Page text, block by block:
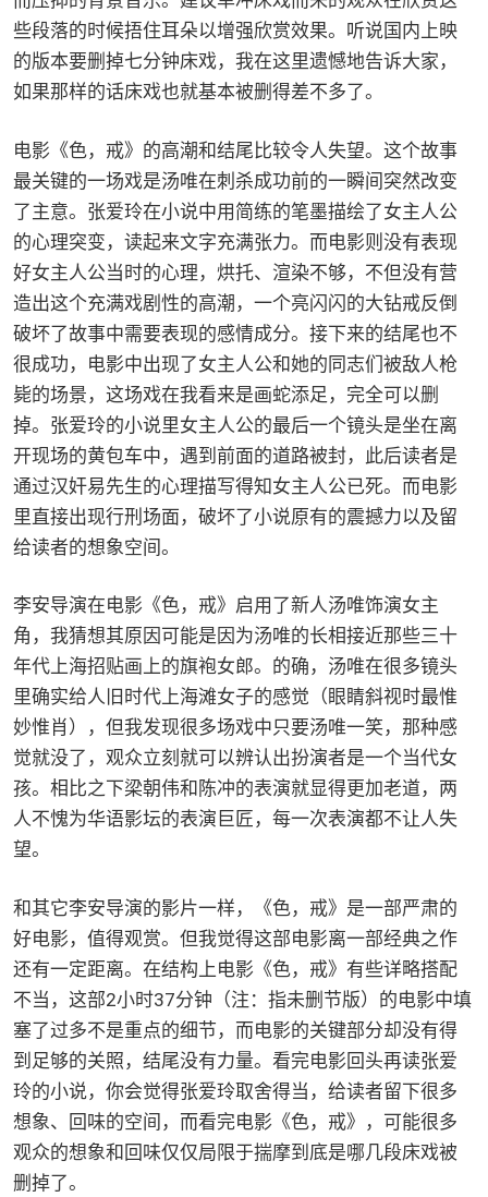
些段落的时候捂住耳朵以增强欣赏效果。听说国内上映
的版本要删掉七分钟床戏，我在这里遗憾地告诉大家，
如果那样的话床戏也就基本被删得差不多了。
电影《色，戒》的高潮和结尾比较令人失望。这个故事
最关键的一场戏是汤唯在刺杀成功前的一瞬间突然改变
了主意。张爱玲在小说中用简练的笔墨描绘了女主人公
的心理突变，读起来文字充满张力。而电影则没有表现
好女主人公当时的心理，烘托、渲染不够，不但没有营
造出这个充满戏剧性的高潮，一个亮闪闪的大钻戒反倒
破坏了故事中需要表现的感情成分。接下来的结尾也不
很成功，电影中出现了女主人公和她的同志们被敌人枪
毙的场景，这场戏在我看来是画蛇添足，完全可以删
掉。张爱玲的小说里女主人公的最后一个镜头是坐在离
开现场的黄包车中，遇到前面的道路被封，此后读者是
通过汉奸易先生的心理描写得知女主人公已死。而电影
里直接出现行刑场面，破坏了小说原有的震撼力以及留
给读者的想象空间。
李安导演在电影《色，戒》启用了新人汤唯饰演女主
角，我猜想其原因可能是因为汤唯的长相接近那些三十
年代上海招贴画上的旗袍女郎。的确，汤唯在很多镜头
里确实给人旧时代上海滩女子的感觉（眼睛斜视时最惟
妙惟肖），但我发现很多场戏中只要汤唯一笑，那种感
觉就没了，观众立刻就可以辨认出扮演者是一个当代女
孩。相比之下梁朝伟和陈冲的表演就显得更加老道，两
人不愧为华语影坛的表演巨匠，每一次表演都不让人失
望。
和其它李安导演的影片一样，《色，戒》是一部严肃的
好电影，值得观赏。但我觉得这部电影离一部经典之作
还有一定距离。在结构上电影《色，戒》有些详略搭配
不当，这部2小时37分钟（注：指未删节版）的电影中填
塞了过多不是重点的细节，而电影的关键部分却没有得
到足够的关照，结尾没有力量。看完电影回头再读张爱
玲的小说，你会觉得张爱玲取舍得当，给读者留下很多
想象、回味的空间，而看完电影《色，戒》，可能很多
观众的想象和回味仅仅局限于揣摩到底是哪几段床戏被
删掉了。